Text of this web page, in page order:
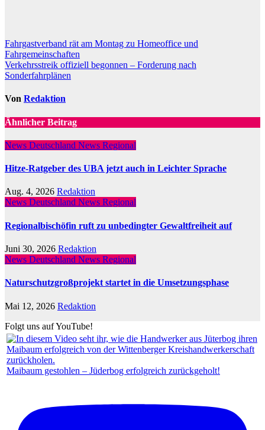
Beitragsnavigation
Fahrgastverband rät am Montag zu Homeoffice und
Fahrgemeinschaften
Verkehrsstreik offiziell begonnen – Forderung nach
Sonderfahrplänen
Von Redaktion
Ähnlicher Beitrag
News Deutschland News Regional
Hitze-Ratgeber des UBA jetzt auch in Leichter Sprache
Aug. 4, 2026 Redaktion
News Deutschland News Regional
Regionalbischöfin ruft zu unbedingter Gewaltfreiheit auf
Juni 30, 2026 Redaktion
News Deutschland News Regional
Naturschutzgroßprojekt startet in die Umsetzungsphase
Mai 12, 2026 Redaktion
Folgt uns auf YouTube!
Maibaum gestohlen – Jüderbog erfolgreich zurückgeholt!